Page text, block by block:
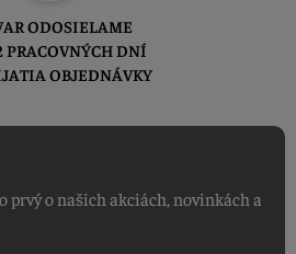
ODOSIELAME
PRACOVNÝCH DNÍ
OBJEDNÁVKY
prvý o našich akciách, novinkách a